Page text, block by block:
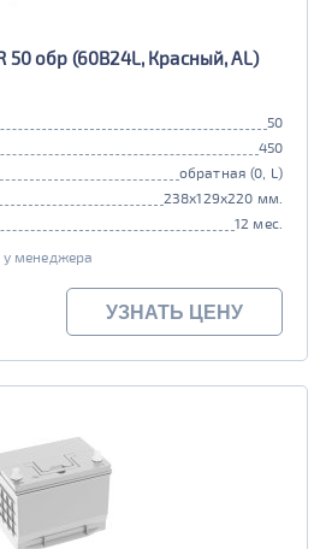
50 обр (60B24L, Красный, AL)
50
450
обратная (0, L)
238x129x220 мм.
12 мес.
у менеджера
УЗНАТЬ ЦЕНУ